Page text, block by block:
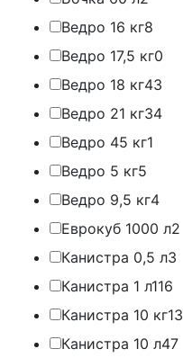
Ведро 16 кг8
Ведро 17,5 кг0
Ведро 18 кг43
Ведро 21 кг34
Ведро 45 кг1
Ведро 5 кг5
Ведро 9,5 кг4
Еврокуб 1000 л2
Канистра 0,5 л3
Канистра 1 л116
Канистра 10 кг13
Канистра 10 л47